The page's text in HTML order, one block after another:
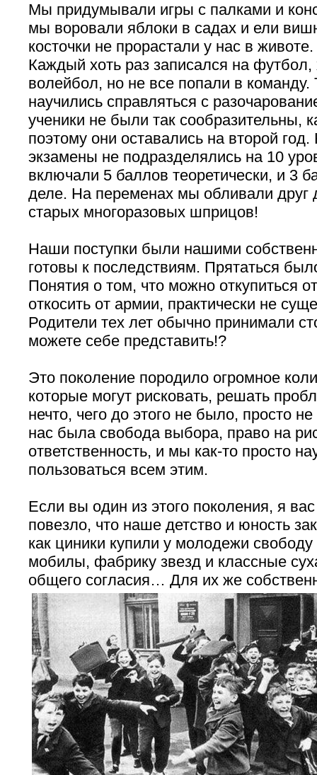
Мы придумывали игры с палками и
мы воровали яблоки в садах и ели
косточки не прорастали у нас в животе.
Каждый хоть раз записался на футбол,
волейбол, но не все попали в команду.
научились справляться с
ученики не были так сообразительны,
поэтому они оставались на второй
экзамены не подразделялись на 10
включали 5 баллов теоретически, и 3
деле. На переменах мы обливали друг
старых многоразовых шприцов!
Наши поступки были нашими
готовы к последствиям. Прятаться
Понятия о том, что можно откупиться
откосить от армии, практически не
Родители тех лет обычно принимали
можете себе представить!?
Это поколение породило огромное
которые могут рисковать, решать
нечто, чего до этого не было, просто
нас была свобода выбора, право на
ответственность, и мы как-то просто
пользоваться всем этим.
Если вы один из этого поколения, я
повезло, что наше детство и юность
как циники купили у молодежи
мобилы, фабрику звезд и классные
общего согласия… Для их же